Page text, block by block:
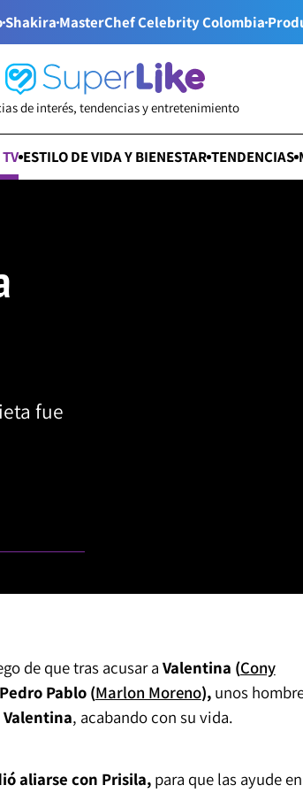
ShakiraMasterChef Celebrity Colombia
de interés, tendencias y entretenimiento
ESTILO DE VIDA Y BIENESTAR TENDENCIAS
fue
de que tras acusar a Valentina (Cony
Pedro Pablo (Marlon Moreno), unos
Valentina, acabando con su vida.
aliarse con Prisila, para que las ayude en